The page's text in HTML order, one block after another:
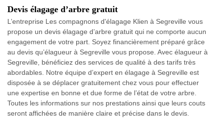
Devis élagage d’arbre gratuit
L’entreprise Les compagnons d'élagage Klien à Segreville vous
propose un devis élagage d’arbre gratuit qui ne comporte aucun
engagement de votre part. Soyez financièrement préparé grâce
au devis qu’élagueur à Segreville vous propose. Avec élagueur à
Segreville, bénéficiez des services de qualité à des tarifs très
abordables. Notre équipe d’expert en élagage à Segreville est
disposée à se déplacer gratuitement chez vous pour effectuer
une expertise en bonne et due forme de l’état de votre arbre.
Toutes les informations sur nos prestations ainsi que leurs couts
seront affichées de manière claire et précise dans le devis.